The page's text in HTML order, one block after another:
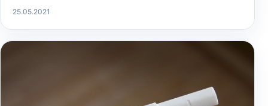
25.05.2021